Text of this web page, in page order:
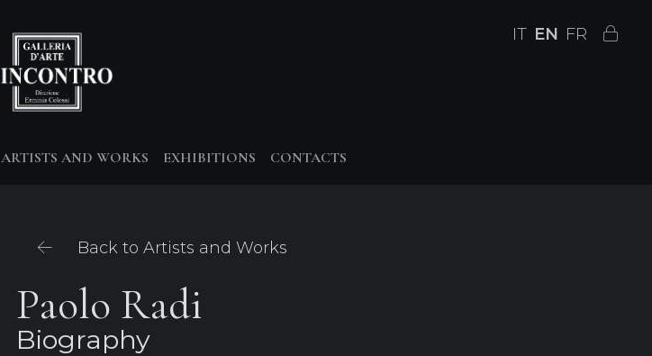
IT EN FR
ARTISTS AND WORKS EXHIBITIONS CONTACTS
Back to Artists and Works
Paolo Radi
Biography